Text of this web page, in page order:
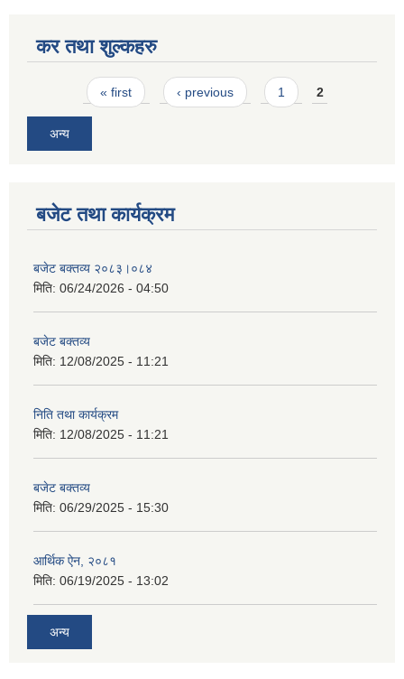
कर तथा शुल्कहरु
Pages« first ‹ previous 1 2
अन्य
बजेट तथा कार्यक्रम
बजेट बक्तव्य २०८३।०८४
मिति: 06/24/2026 - 04:50
बजेट बक्तव्य
मिति: 12/08/2025 - 11:21
निति तथा कार्यक्रम
मिति: 12/08/2025 - 11:21
बजेट बक्तव्य
मिति: 06/29/2025 - 15:30
आर्थिक ऐन, २०८१
मिति: 06/19/2025 - 13:02
अन्य